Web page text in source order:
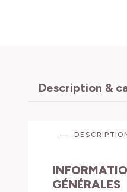
Description &
INFORMATIONS
GÉNÉRALES